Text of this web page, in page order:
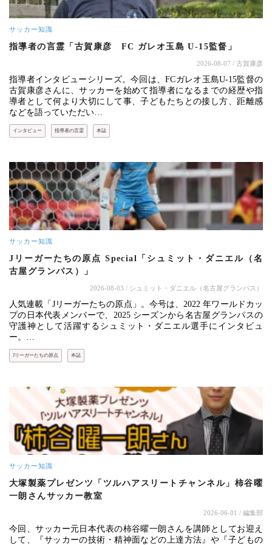
サッカー知識
指導者の言霊「古賀康彦 FC ガレオ玉島 U-15監督」
2026-08-07 / 古賀康彦
指導者インタビューシリーズ。今回は、FCガレオ玉島U-15監督の
古賀康彦さんに、サッカーを始めて指導者になるまでの経歴や指
導者として何より大切にして事、子どもたちとの接し方、距離感
などを語っていただい…
インタビュー 指導者の言霊 本誌
サッカー知識
Jリーガーたちの原点 Special「シュミット・ダニエル（名
古屋グランパス）」
2026-08-03 / シュミット・ダニエル（名古屋グランパス）
人気連載「Jリーガーたちの原点」。今号は、2022 年ワールドカッ
プの日本代表メンバーで、2025 シーズンから名古屋グランパスの
守護神として活躍するシュミット・ダニエル選手にインタビュ
ー。…
Jリーガーたちの原点 本誌
サッカー知識
大塚製薬プレゼンツ「ツルハアスリートチャンネル」柿谷曜
一朗さんサッカー教室
2026-06-01 / 編集部
今回、サッカー元日本代表の柿谷曜一朗さんを講師としてお迎え
して、『サッカーの技術・精神面などの上達方法』や『子どもの